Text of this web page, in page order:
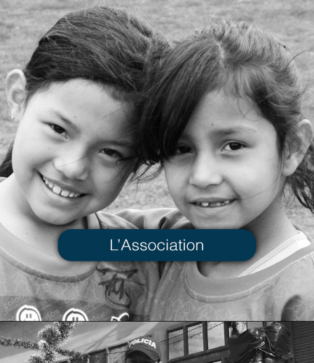
Notre
Association
VOIR